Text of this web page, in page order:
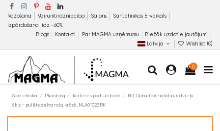
Ražošana Vairumtirdzniecība Salons
Santehnikas E-veikals
Izpārdošana līdz −60%
Blogs
Kontakti Par MAGMA uzņēmumu
Biežāk uzdotie jautājumi
Latvija
Wishlist (0)
0
Santehnika Plumbing Tualetes podi un bidē
NIL Dubultais halātu un dvieļu
āķis – pulēts zelta rožu krāsā, NLA0102ZRK